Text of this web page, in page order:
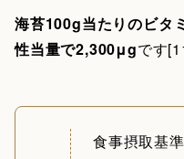
海苔100g当たりのビタ
性当量で2,300μgです
食事摂取基